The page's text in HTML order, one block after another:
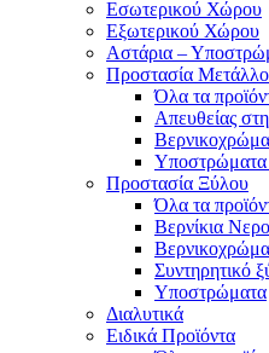
Εσωτερικού Χώρου
Εξωτερικού Χώρου
Αστάρια –
Προστασία
Όλα τα
Απευθείας
Υποστρώματα
Προστασία Ξύλου
Όλα τα
Βερνίκια
Συντηρητικό
Υποστρώματα
Διαλυτικά
Ειδικά Προϊόντα